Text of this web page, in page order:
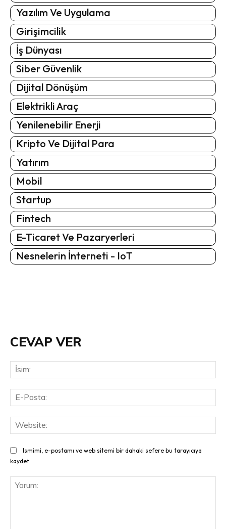
Yazılım Ve Uygulama
Girişimcilik
İş Dünyası
Siber Güvenlik
Dijital Dönüşüm
Elektrikli Araç
Yenilenebilir Enerji
Kripto Ve Dijital Para
Yatırım
Mobil
Startup
Fintech
E-Ticaret Ve Pazaryerleri
Nesnelerin İnterneti - IoT
CEVAP VER
Ismimi, e-postamı ve web sitemi bir dahaki sefere bu tarayıcıya
kaydet.